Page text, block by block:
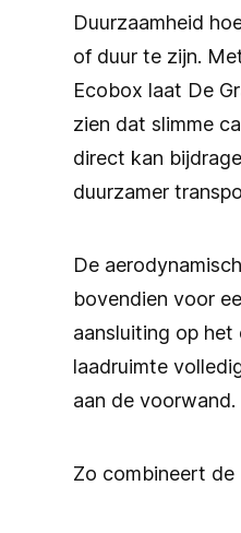
Duurzaamheid
of duur te zijn.
Ecobox laat De
zien dat slimme
direct kan
duurzamer
De
bovendien voor
aansluiting op
laadruimte
aan de voorwand.
Zo combineert de